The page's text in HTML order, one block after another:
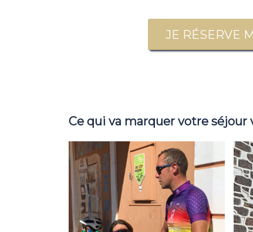
JE RÉSERVE
Ce qui va marquer votre séjour